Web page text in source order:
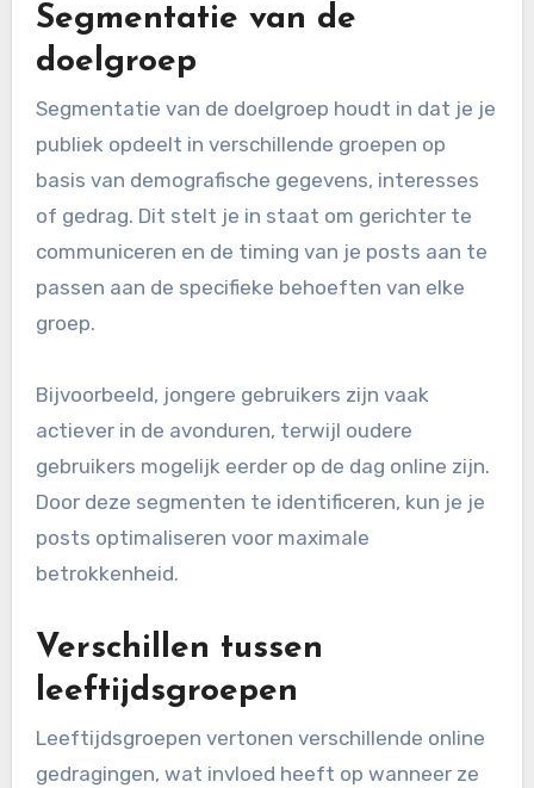
Segmentatie van de
doelgroep
Segmentatie van de doelgroep houdt in dat je je
publiek opdeelt in verschillende groepen op
basis van demografische gegevens, interesses
of gedrag. Dit stelt je in staat om gerichter te
communiceren en de timing van je posts aan te
passen aan de specifieke behoeften van elke
groep.
Bijvoorbeeld, jongere gebruikers zijn vaak
actiever in de avonduren, terwijl oudere
gebruikers mogelijk eerder op de dag online zijn.
Door deze segmenten te identificeren, kun je je
posts optimaliseren voor maximale
betrokkenheid.
Verschillen tussen
leeftijdsgroepen
Leeftijdsgroepen vertonen verschillende online
gedragingen, wat invloed heeft op wanneer ze